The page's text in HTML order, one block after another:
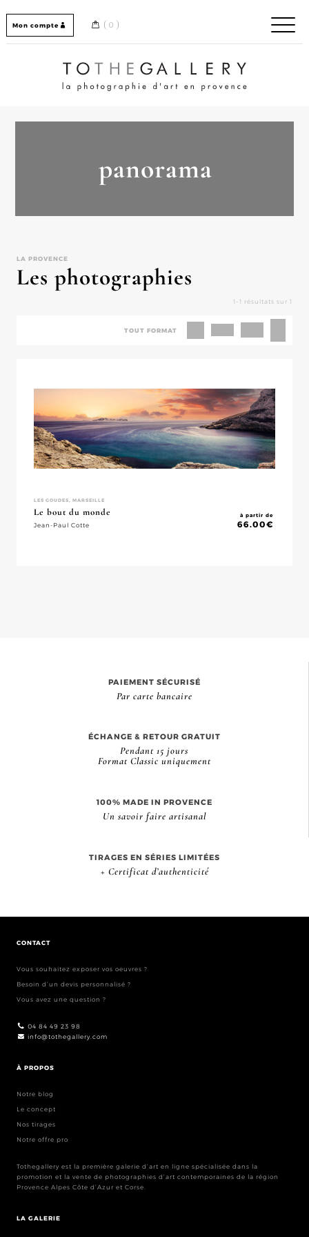
Mon compte 0
Home / Accueil
panorama
LA PROVENCE
Les photographies
1–1 résultats sur 1
TOUT FORMAT
LES GOUDES, MARSEILLE
Le bout du monde
Jean-Paul Cotte
à partir de
66.00€
PAIEMENT SÉCURISÉ
Par carte bancaire
ÉCHANGE & RETOUR GRATUIT
Pendant 15 jours
Format Classic uniquement
100% MADE IN PROVENCE
Un savoir faire artisanal
TIRAGES EN SÉRIES LIMITÉES
+ Certificat d’authenticité
CONTACT
Vous souhaitez exposer vos oeuvres ?
Besoin d’un devis personnalisé ?
Vous avez une question ?
04 84 49 23 98
info@tothegallery.com
À PROPOS
Notre blog
Le concept
Nos tirages
Notre offre pro
Tothegallery est la première galerie d’art en ligne spécialisée dans la
promotion et la vente de photographies d’art contemporaines de la région
Provence Alpes Côte d’Azur et Corse.
LA GALERIE